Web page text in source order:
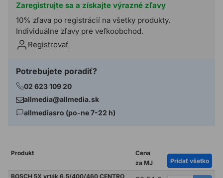
Zaregistrujte sa a získajte výrazné zľavy
10% zľava po registrácií na všetky produkty.
Individuálne zľavy pre veľkoobchod.
Registrovať
Potrebujete poradiť?
02 623 109 20
allmedia@allmedia.sk
allmediasro (po-ne 7-22 h)
Produkt
Cena
za MJ
Pridať všetko
BOSCH 5X vrták 6,5/400/460 CENTRO